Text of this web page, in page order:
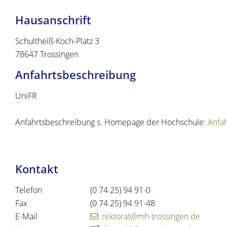
Hausanschrift
Schultheiß-Koch-Platz 3
78647Trossingen
Anfahrtsbeschreibung
UniFR
Anfahrtsbeschreibung s. Homepage der Hochschule:
Kontakt
Telefon (074 25) 94 91-0
Fax
(074 25) 94 91-48
E-Mail
rektorat@mh-trossingen.de